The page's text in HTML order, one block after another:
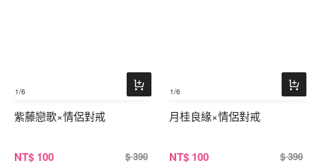
1/6
紫藤戀歌×情侶對戒
NT$ 100 $ 390
1/6
月桂良緣×情侶對戒
NT$ 100 $ 390